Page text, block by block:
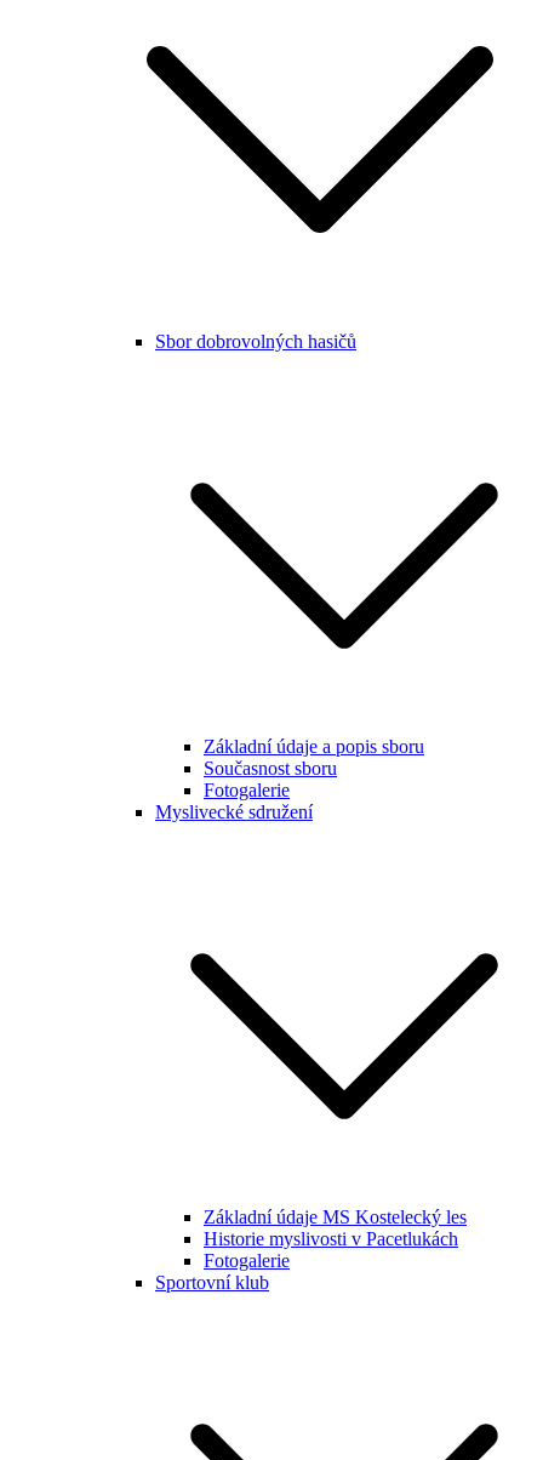
Sbor dobrovolných hasičů
Základní údaje a popis sboru
Současnost sboru
Fotogalerie
Myslivecké sdružení
Základní údaje MS Kostelecký les
Historie myslivosti v Pacetlukách
Fotogalerie
Sportovní klub